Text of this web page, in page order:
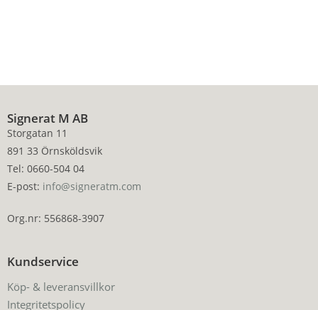
Signerat M AB
Storgatan 11
891 33 Örnsköldsvik
Tel: 0660-504 04
E-post: info@signeratm.com
Org.nr: 556868-3907
Kundservice
Köp- & leveransvillkor
Integritetspolicy